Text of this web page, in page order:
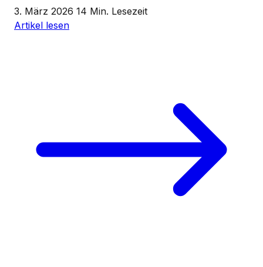
3. März 2026 14 Min. Lesezeit
Artikel lesen